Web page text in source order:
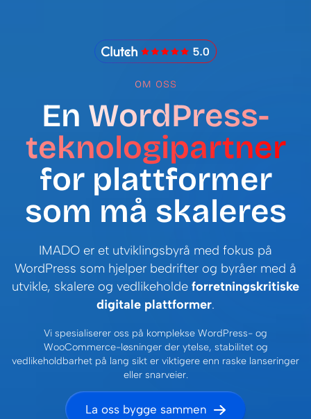
IMADO Reviews
OM OSS
En WordPress-
teknologipartner
for plattformer
som må skaleres
IMADO er et utviklingsbyrå med fokus på
WordPress som hjelper bedrifter og byråer med å
utvikle, skalere og vedlikeholde forretningskritiske
digitale plattformer.
Vi spesialiserer oss på komplekse WordPress- og
WooCommerce-løsninger der ytelse, stabilitet og
vedlikeholdbarhet på lang sikt er viktigere enn raske lanseringer
eller snarveier.
La oss bygge sammen